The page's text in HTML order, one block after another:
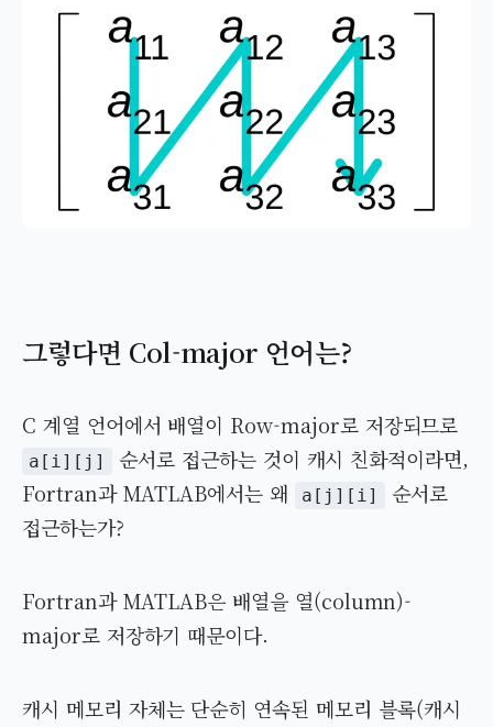
그렇다면 Col-major 언어는?
C 계열 언어에서 배열이 Row-major로 저장되므로
a[i][j]
순서로 접근하는 것이 캐시 친화적이라면,
Fortran과 MATLAB에서는 왜
a[j][i]
순서로
접근하는가?
Fortran과 MATLAB은 배열을 열(column)-
major로 저장하기 때문이다.
캐시 메모리 자체는 단순히 연속된 메모리 블록(캐시